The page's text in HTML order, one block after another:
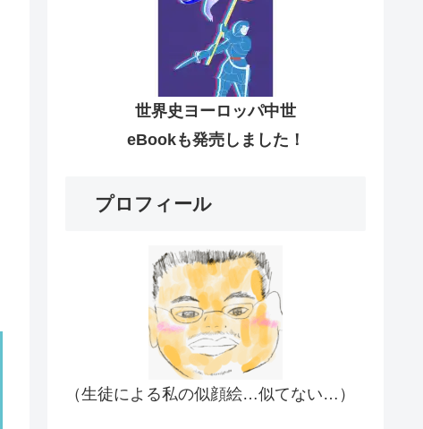
世界史ヨーロッパ中世
eBookも発売しました！
プロフィール
（生徒による私の似顔絵…似てない…）